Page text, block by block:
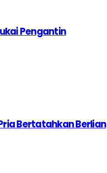
Pengantin
Bertatahkan Berlian